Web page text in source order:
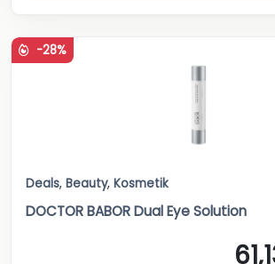
-28%
Deals, Beauty, Kosmetik
DOCTOR BABOR Dual Eye Solution